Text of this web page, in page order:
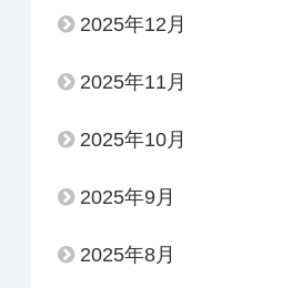
2025年12月
2025年11月
2025年10月
2025年9月
2025年8月